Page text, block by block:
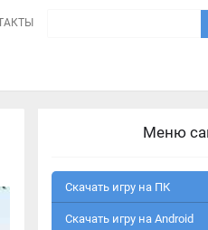
Меню
Скачать игру на ПК
Скачать игру на Android